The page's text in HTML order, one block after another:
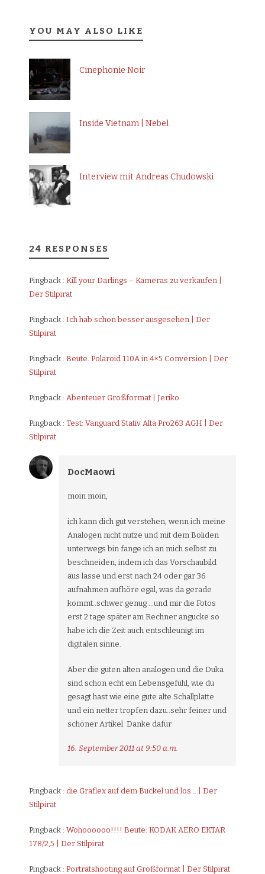
YOU MAY ALSO LIKE
Cinephonie Noir
Inside Vietnam | Nebel
Interview mit Andreas Chudowski
24 RESPONSES
Pingback : Kill your Darlings – Kameras zu verkaufen |
Der Stilpirat
Pingback : Ich hab schon besser ausgesehen | Der
Stilpirat
Pingback : Beute: Polaroid 110A in 4×5 Conversion | Der
Stilpirat
Pingback : Abenteuer Großformat | Jeriko
Pingback : Test: Vanguard Stativ Alta Pro263 AGH | Der
Stilpirat
DocMaowi
moin moin,
ich kann dich gut verstehen, wenn ich meine
Analogen nicht nutze und mit dem Boliden
unterwegs bin fange ich an mich selbst zu
beschneiden, indem ich das Vorschaubild
aus lasse und erst nach 24 oder gar 36
aufnahmen aufhöre egal, was da gerade
kommt..schwer genug …und mir die Fotos
erst 2 tage später am Rechner angucke so
habe ich die Zeit auch entschleunigt im
digitalen sinne.
Aber die guten alten analogen und die Duka
sind schon echt ein Lebensgefühl, wie du
gesagt hast wie eine gute alte Schallplatte
und ein netter tropfen dazu..sehr feiner und
schöner Artikel. Danke dafür
16. September 2011 at 9:50 a.m.
Pingback : die Graflex auf dem Buckel und los… | Der
Stilpirat
Pingback : Wohoooooo!!!! Beute: KODAK AERO EKTAR
178/2,5 | Der Stilpirat
Pingback : Porträtshooting auf Großformat | Der Stilpirat